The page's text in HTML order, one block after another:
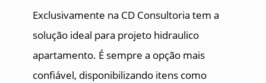
Exclusivamente na CD Consultoria tem a
solução ideal para projeto hidraulico
apartamento. É sempre a opção mais
confiável, disponibilizando itens como